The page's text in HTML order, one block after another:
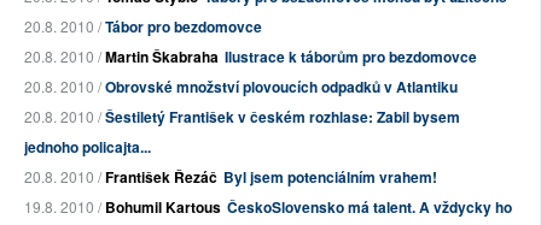
20.8. 2010 /Tábor pro bezdomovce
20.8. 2010 /Martin Škabraha Ilustrace k táborům pro bezdomovce
20.8. 2010 /Obrovské množství plovoucích odpadků v Atlantiku
20.8. 2010 /Šestiletý František v českém rozhlase: Zabil bysem
jednoho policajta...
20.8. 2010 /František Řezáč Byl jsem potenciálním vrahem!
19.8. 2010 /Bohumil Kartous ČeskoSlovensko má talent. A vždycky ho